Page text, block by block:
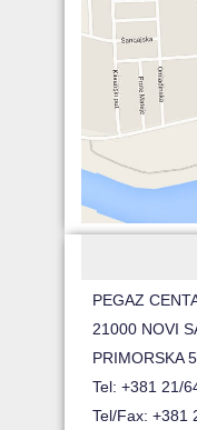
PEGAZ
21000 NOVI
PRIMORSKA
Tel: +381 21/
Tel/Fax: +381